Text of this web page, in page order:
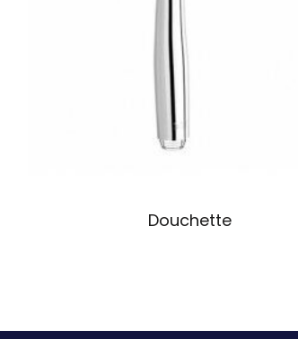
Douchette